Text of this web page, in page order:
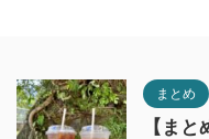
まとめ
【ま